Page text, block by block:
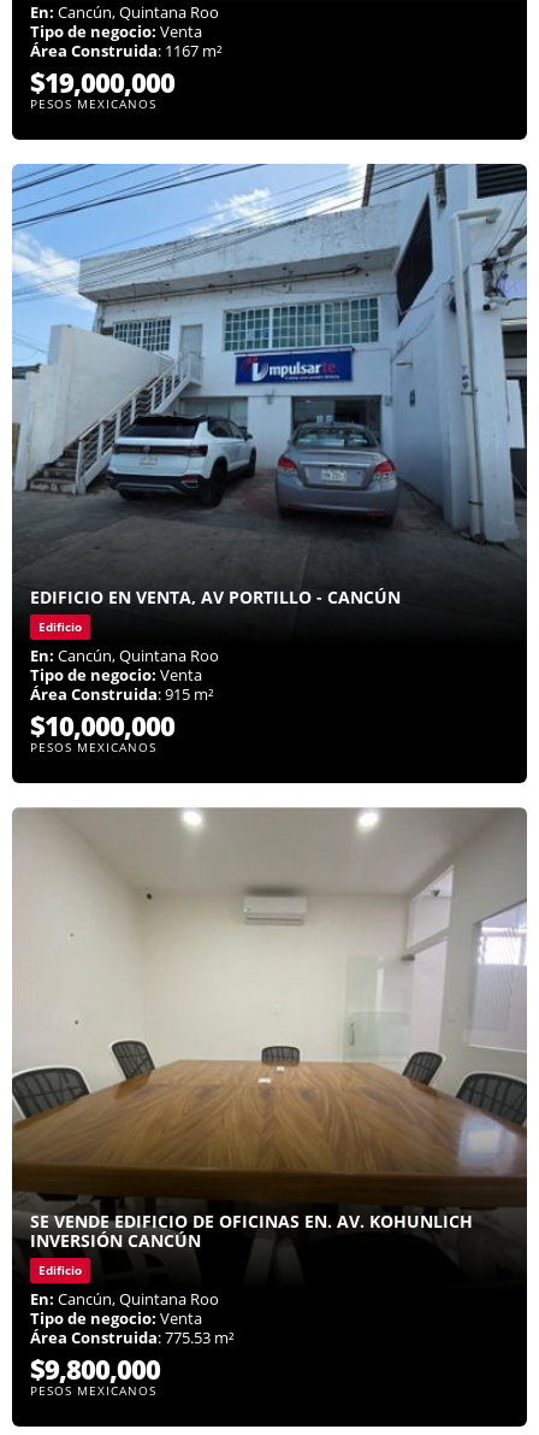
En: Cancún, Quintana Roo
Tipo de negocio: Venta
Área Construida: 1167 m²
$19,000,000
PESOS MEXICANOS
EDIFICIO EN VENTA, AV PORTILLO - CANCÚN
Edificio
En: Cancún, Quintana Roo
Tipo de negocio: Venta
Área Construida: 915 m²
$10,000,000
PESOS MEXICANOS
SE VENDE EDIFICIO DE OFICINAS EN. AV. KOHUNLICH
INVERSIÓN CANCÚN
Edificio
En: Cancún, Quintana Roo
Tipo de negocio: Venta
Área Construida: 775.53 m²
$9,800,000
PESOS MEXICANOS